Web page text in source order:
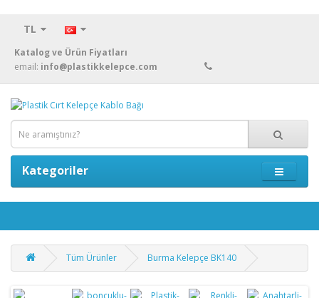
TL
Katalog ve Ürün Fiyatları
email: info@plastikkelepce.com
Kategoriler
Tüm Ürünler Burma Kelepçe BK140